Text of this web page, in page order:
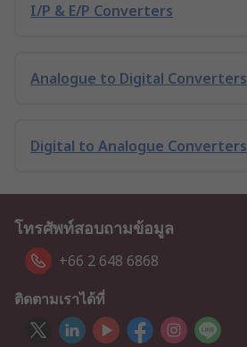
I/P & E/P Converters
Analogue to Digital Converters
Digital to Analogue Converters
โทรศัพท์สอบถามข้อมูล
+66 2 648 6868
ติดตามเราได้ที่